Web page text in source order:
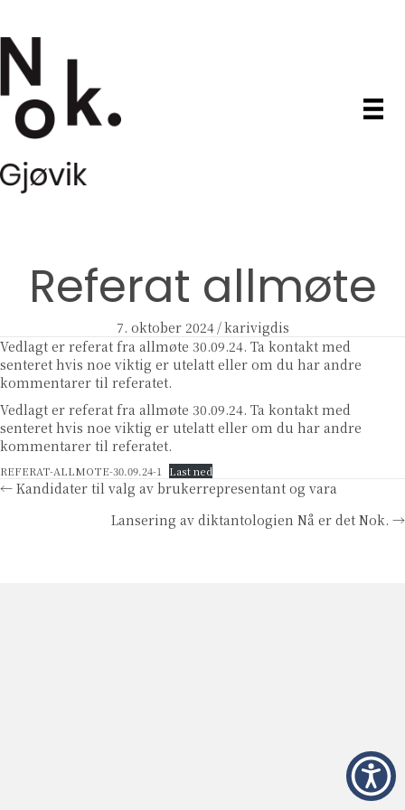
Referat allmøte
7. oktober 2024/karivigdis
Vedlagt er referat fra allmøte 30.09.24. Ta kontakt med
senteret hvis noe viktig er utelatt eller om du har andre
kommentarer til referatet.
Vedlagt er referat fra allmøte 30.09.24. Ta kontakt med
senteret hvis noe viktig er utelatt eller om du har andre
kommentarer til referatet.
REFERAT-ALLMOTE-30.09.24-1 Last ned
Posts
navigation
← Kandidater til valg av brukerrepresentant og vara
Lansering av diktantologien Nå er det Nok. →